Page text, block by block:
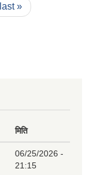
last »
मिति
06/25/2026 -
21:15